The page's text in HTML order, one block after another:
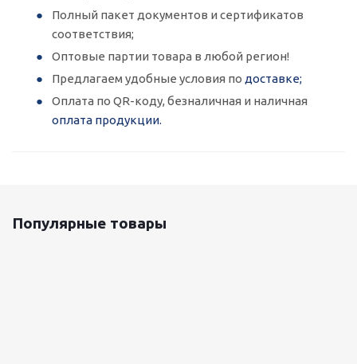
Полный пакет документов и сертификатов
соответствия;
Оптовые партии товара в любой регион!
Предлагаем удобные условия по доставке;
Оплата по QR-коду, безналичная и наличная
оплата продукции.
Популярные товары